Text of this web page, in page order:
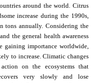
around the world. Citrus
increase during the 1990s,
tonsannually. Considering the
the general health awareness
gaining importance worldwide,
to increase.Climatic changes
on the ecosystems that
very slowly and lose